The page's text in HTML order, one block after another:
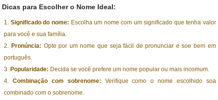
Dicas para Escolher o Nome Ideal:
Significado do nome: Escolha um nome com um significado que tenha valor
para você e sua família.
Pronúncia: Opte por um nome que seja fácil de pronunciar e soe bem em
português.
Popularidade: Decida se você prefere um nome popular ou mais incomum.
Combinação com sobrenome: Verifique como o nome escolhido soa
combinado com o sobrenome.